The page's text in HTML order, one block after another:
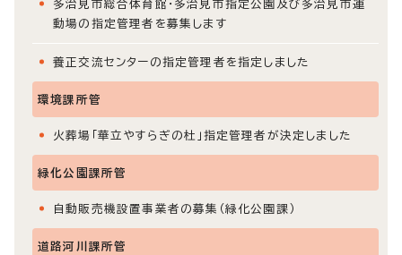
多治見市総合体育館・多治見市指定公園及び多治見市運
動場の指定管理者を募集します
養正交流センターの指定管理者を指定しました
環境課所管
火葬場「華立やすらぎの杜」指定管理者が決定しました
緑化公園課所管
自動販売機設置事業者の募集（緑化公園課）
道路河川課所管